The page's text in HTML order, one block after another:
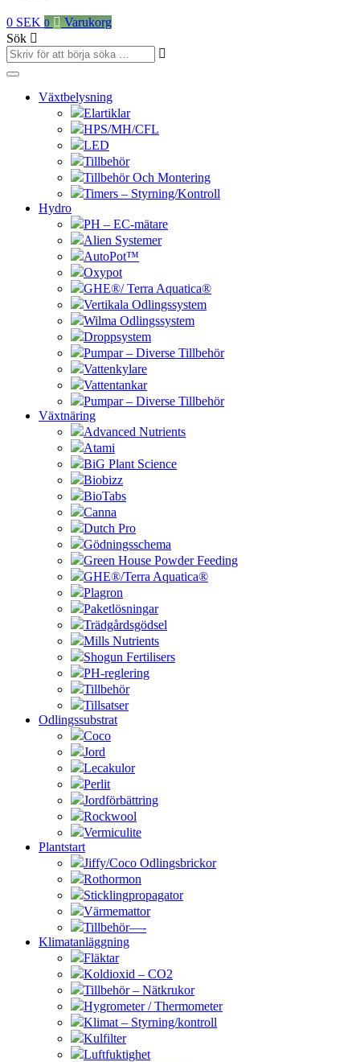
0 SEK 0
Varukorg
Sök
Växtbelysning
Elartiklar
HPS/MH/CFL
LED
Tillbehör
Tillbehör Och Montering
Timers – Styrning/Kontroll
Hydro
PH – EC-mätare
Alien Systemer
AutoPot™
Oxypot
GHE®/ Terra Aquatica®
Vertikala Odlingssystem
Wilma Odlingssystem
Droppsystem
Pumpar – Diverse Tillbehör
Vattenkylare
Vattentankar
Pumpar – Diverse Tillbehör
Växtnäring
Advanced Nutrients
Atami
BiG Plant Science
Biobizz
BioTabs
Canna
Dutch Pro
Gödningsschema
Green House Powder Feeding
GHE®/Terra Aquatica®
Plagron
Paketlösningar
Trädgårdsgödsel
Mills Nutrients
Shogun Fertilisers
PH-reglering
Tillbehör
Tillsatser
Odlingssubstrat
Coco
Jord
Lecakulor
Perlit
Jordförbättring
Rockwool
Vermiculite
Plantstart
Jiffy/Coco Odlingsbrickor
Rothormon
Sticklingpropagator
Värmemattor
Tillbehör—-
Klimatanläggning
Fläktar
Koldioxid – CO2
Tillbehör – Nätkrukor
Hygrometer / Thermometer
Klimat – Styrning/kontroll
Kulfilter
Luftfuktighet